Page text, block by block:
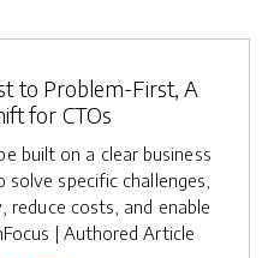
to Problem-First, A
for CTOs
built on a clear business
specific challenges,
costs, and enable
| Authored Article